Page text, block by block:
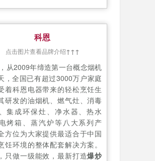
科恩
点击图片查看品牌介绍↑↑↑
，从2009年缔造第一台概念烟机
，全国已有超过3000万户家庭
着科恩电器带来的轻松烹饪生
研发的油烟机、燃气灶、消毒
集成环保灶、净水器、热水
烤箱、蒸汽炉等八大系列产
方位为大家提供最适合于中国
饪环境的整体配套解决方案。
只做一级能效，最新打造爆炒